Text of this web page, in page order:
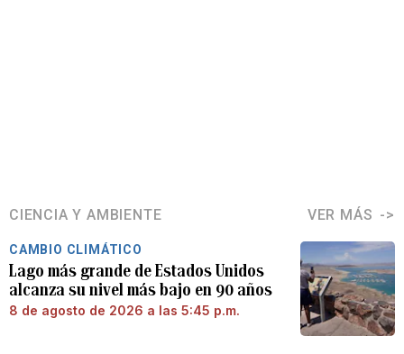
CIENCIA Y AMBIENTE VER MÁS
CAMBIO CLIMÁTICO
Lago más grande de Estados Unidos
alcanza su nivel más bajo en 90 años
8 de agosto de 2026 a las 5:45 p.m.